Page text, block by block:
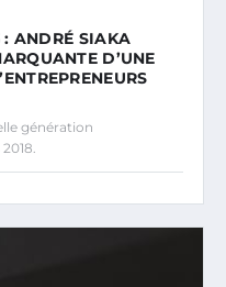
: ANDRÉ SIAKA
D’UNE
génération